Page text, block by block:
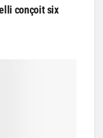
conçoit six